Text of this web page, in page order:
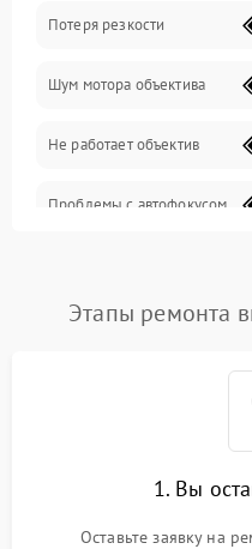
Аудио
Потеря резкости
Шум мотора объектива
Не работает объектив
Проблемы с автофокусом
Не работает стабилизация
Этапы ремонта
1. Вы
Оставьте заявку на